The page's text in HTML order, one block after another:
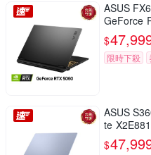
ASUS
GeForce
Home/御
$
限時下殺
ASUS
te
ook S16)
$